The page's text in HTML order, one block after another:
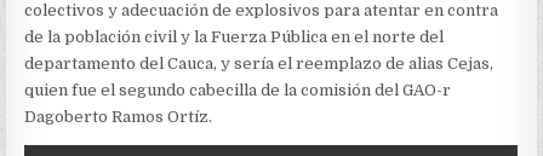
colectivos y adecuación de explosivos para atentar en contra
de la población civil y la Fuerza Pública en el norte del
departamento del Cauca, y sería el reemplazo de alias Cejas,
quien fue el segundo cabecilla de la comisión del GAO-r
Dagoberto Ramos Ortíz.